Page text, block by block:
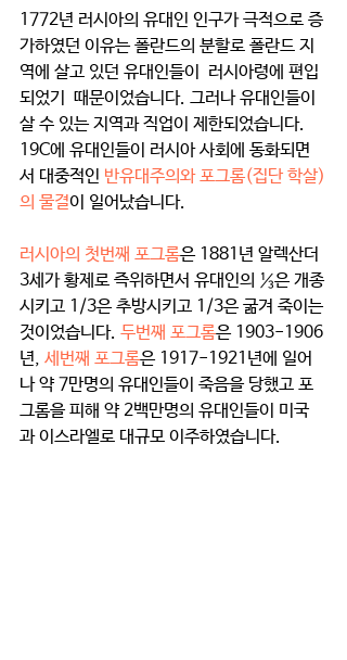
1772년 러시아의 유대인 인구가 극적으로 증
가하였던 이유는 폴란드의 분할로 폴란드 지
역에 살고 있던 유대인들이  러시아령에 편입
되었기  때문이었습니다. 그러나 유대인들이
살 수 있는 지역과 직업이 제한되었습니다.
19C에 유대인들이 러시아 사회에 동화되면
서 대중적인 반유대주의와 포그롬(집단 학살)
의 물결이 일어났습니다.
러시아의 첫번째 포그롬은 1881년 알렉산더
3세가 황제로 즉위하면서 유대인의 ⅓은 개종
시키고 1/3은 추방시키고 1/3은 굶겨 죽이는
것이었습니다. 두번째 포그롬은 1903-1906
년, 세번째 포그롬은 1917-1921년에 일어
나 약 7만명의 유대인들이 죽음을 당했고 포
그롬을 피해 약 2백만명의 유대인들이 미국
과 이스라엘로 대규모 이주하였습니다.